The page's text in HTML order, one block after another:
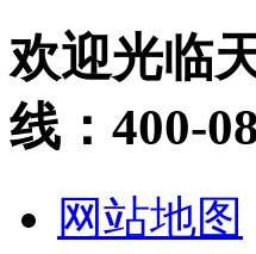
欢迎光临
线：400-
网站地图